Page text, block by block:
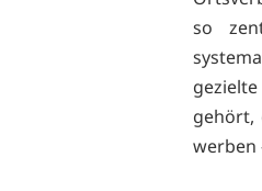
so
gehört,
werben